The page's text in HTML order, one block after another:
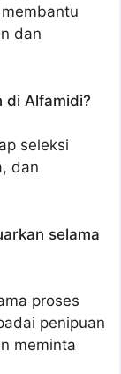
dan
di Alfamidi?
seleksi
dan
selama
proses
penipuan
meminta